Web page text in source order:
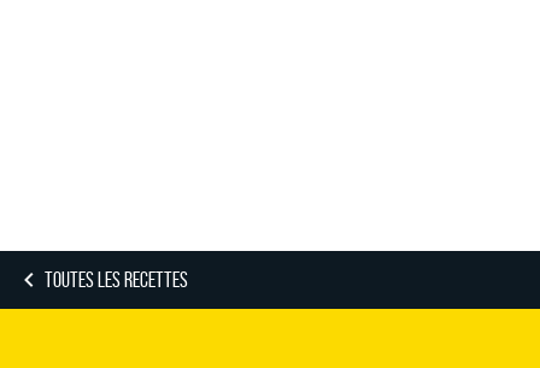
TOUTES LES RECETTES